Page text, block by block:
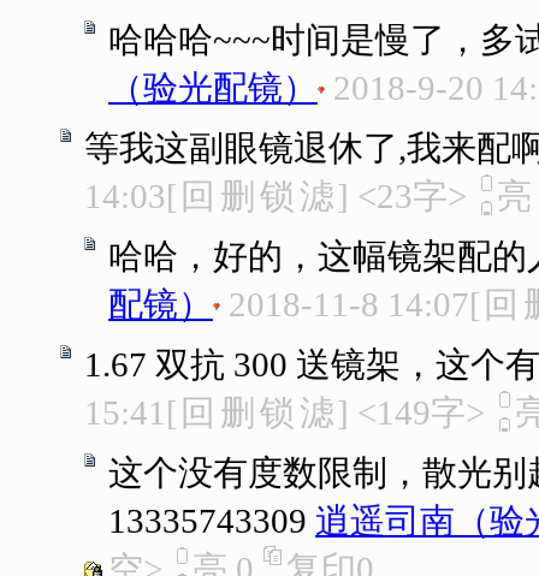
哈哈哈~~~时间是慢了，多
（验光配镜）
2018-9-20
等我这副眼镜退休了,我来配
14:03[ 回 删 锁 滤] <23字>
亮
哈哈，好的，这幅镜架配
配镜）
2018-11-8 14:07[ 回
1.67 双抗 300 送镜架，这个
15:41 [ 回 删 锁 滤] <149字>
这个没有度数限制，散光别
13335743309 逍遥司南（验